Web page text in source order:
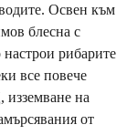
Освен към
блесна с
настрои рибарите
все повече
на
от